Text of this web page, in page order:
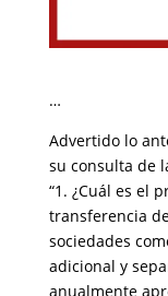
…
Advertido lo
su consulta de
“1. ¿Cuál es el
transferencia
sociedades
adicional y
anualmente